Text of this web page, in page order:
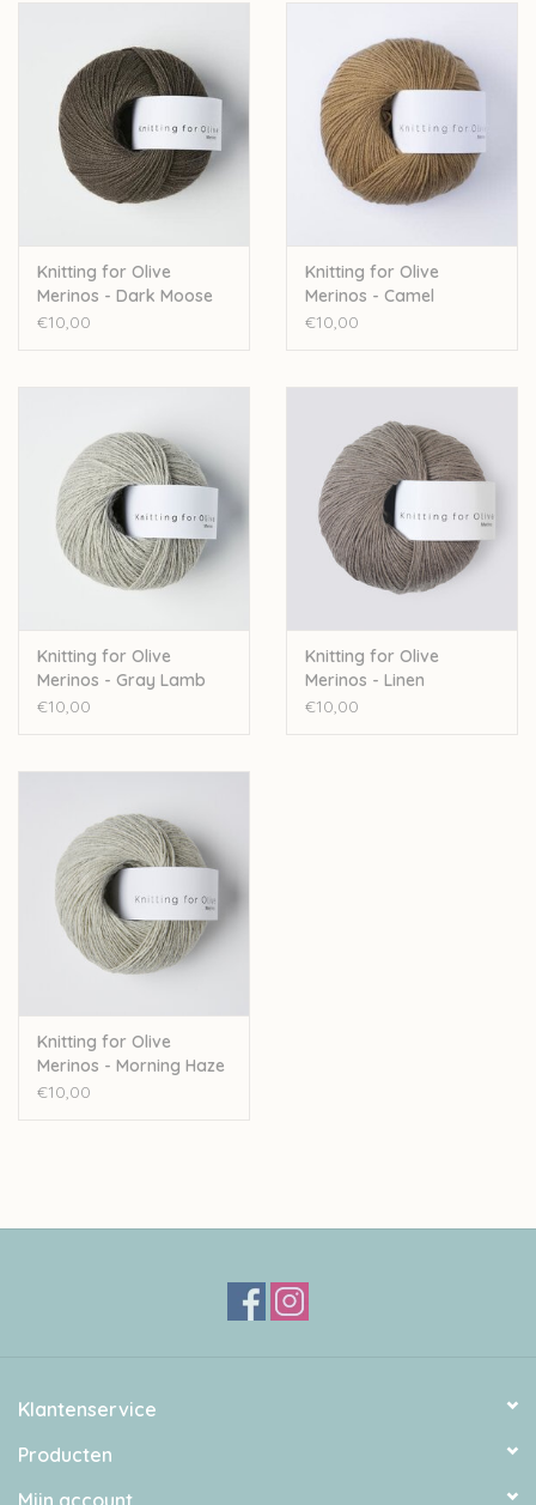
Stekenverhouding 10cm: 28st
100% merinowol - Oeko-Tex Standard 100
Handwas
Let op: de kleur op beeld kan afwijken van de werkelijke kleur.
Knitting for Olive
Merinos - Dark Moose
€10,00
Knitting for Olive
Merinos - Camel
€10,00
Knitting for Olive
Merinos - Gray Lamb
UC
€10,00
Knitting for Olive
Merinos - Linen
€10,00
Knitting for Olive
Merinos - Morning Haze
€10,00
Klantenservice
Producten
Mijn account